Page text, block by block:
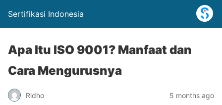
Sertifikasi Indonesia
Apa Itu ISO 9001? Manfaat dan
Cara Mengurusnya
Ridho 5 months ago